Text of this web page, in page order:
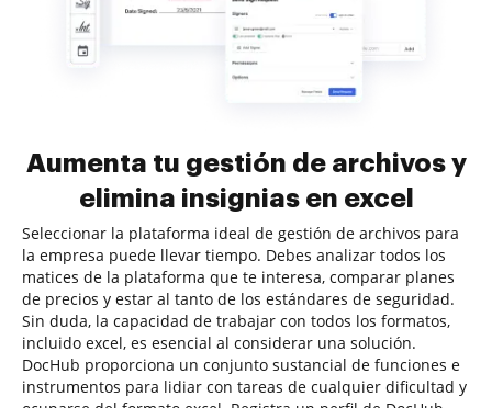
Aumenta tu gestión de archivos y
elimina insignias en excel
Seleccionar la plataforma ideal de gestión de archivos para
la empresa puede llevar tiempo. Debes analizar todos los
matices de la plataforma que te interesa, comparar planes
de precios y estar al tanto de los estándares de seguridad.
Sin duda, la capacidad de trabajar con todos los formatos,
incluido excel, es esencial al considerar una solución.
DocHub proporciona un conjunto sustancial de funciones e
instrumentos para lidiar con tareas de cualquier dificultad y